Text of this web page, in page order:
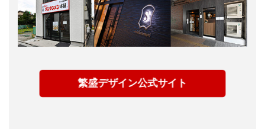
繁盛デザイン公式サイト